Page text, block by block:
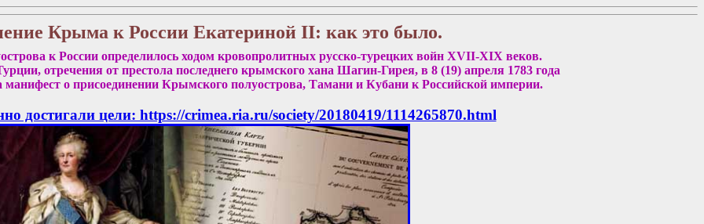
Крыма к России Екатериной II: как это было.
к России определилось ходом кровопролитных русско-турецких войн ХVII-ХIХ веков.
отречения от престола последнего крымского хана Шагин-Гирея, в 8 (19) апреля 1783 года
о присоединении Крымского полуострова, Тамани и Кубани к Российской империи.
достигали цели: https://crimea.ria.ru/society/20180419/1114265870.html